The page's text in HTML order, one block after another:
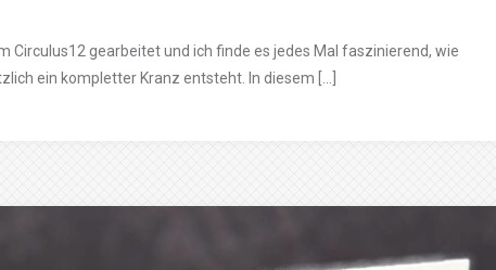
Circulus12 gearbeitet und ich finde es jedes Mal faszinierend, wie
ein kompletter Kranz entsteht. In diesem […]